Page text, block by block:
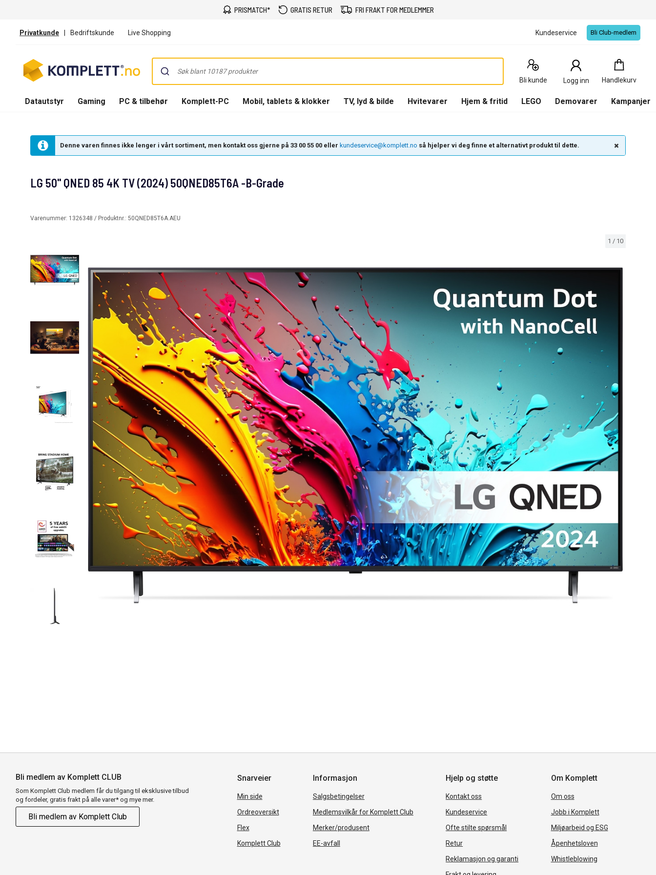
PRISMATCH* GRATIS RETUR FRI FRAKT FOR MEDLEMMER
Privatkunde | Bedriftskunde Live Shopping Kundeservice Bli Club-medlem
Bli kunde Logg inn Handlekurv
Handlekurv
0
Produkter
Datautstyr Gaming PC & tilbehør Komplett-PC Mobil, tablets & klokker TV, lyd & bilde Hvitevarer Hjem & fritid LEGO Demovarer Kampanjer
Denne varen finnes ikke lenger i vårt sortiment, men kontakt oss gjerne på 33 00 55 00 eller kundeservice@komplett.no så hjelper vi deg finne et alternativt produkt til dette.
1 / 10
LG 50'' QNED 85 4K TV (2024) 50QNED85T6A -B-Grade
Varenummer: 1326348 / Produktnr.: 50QNED85T6A.AEU
Bli medlem av Komplett CLUB
Som Komplett Club medlem får du tilgang til eksklusive tilbud
og fordeler, gratis frakt på alle varer* og mye mer.
Bli medlem av Komplett Club
Snarveier
Min side
Ordreoversikt
Flex
Komplett Club
Informasjon
Salgsbetingelser
Medlemsvilkår for Komplett Club
Merker/produsent
EE-avfall
Hjelp og støtte
Kontakt oss
Kundeservice
Ofte stilte spørsmål
Retur
Reklamasjon og garanti
Om Komplett
Om oss
Jobb i Komplett
Miljøarbeid og ESG
Åpenhetsloven
Whistleblowing